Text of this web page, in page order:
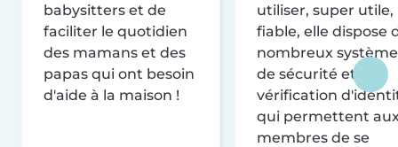
babysitters et de
faciliter le quotidien
des mamans et des
papas qui ont besoin
d'aide à la maison !
utiliser, super utile,
fiable, elle dispose
nombreux
de sécurité et de
vérification
qui permettent
membres de se